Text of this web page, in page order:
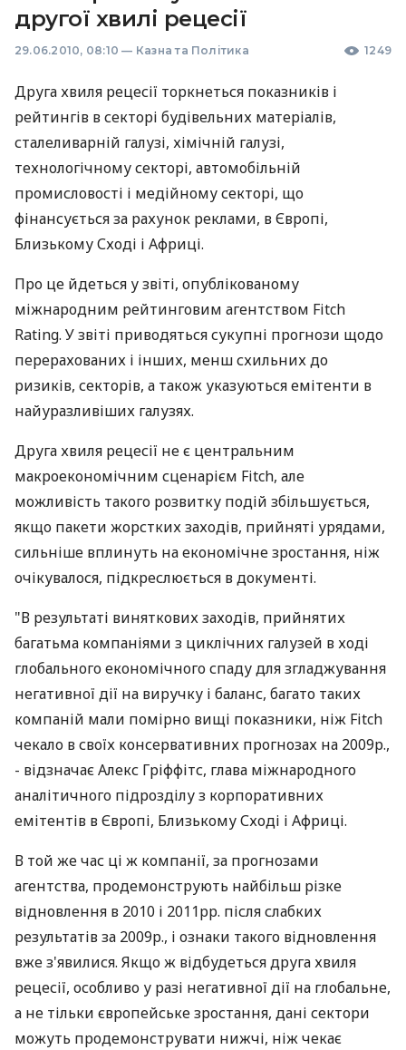
другої хвилі рецесії
29.06.2010, 08:10 — Казна та Політика 1249
Друга хвиля рецесії торкнеться показників і
рейтингів в секторі будівельних матеріалів,
сталеливарній галузі, хімічній галузі,
технологічному секторі, автомобільній
промисловості і медійному секторі, що
фінансується за рахунок реклами, в Європі,
Близькому Сході і Африці.
Про це йдеться у звіті, опублікованому
міжнародним рейтинговим агентством Fitch
Rating. У звіті приводяться сукупні прогнози щодо
перерахованих і інших, менш схильних до
ризиків, секторів, а також указуються емітенти в
найуразливіших галузях.
Друга хвиля рецесії не є центральним
макроекономічним сценарієм Fitch, але
можливість такого розвитку подій збільшується,
якщо пакети жорстких заходів, прийняті урядами,
сильніше вплинуть на економічне зростання, ніж
очікувалося, підкреслюється в документі.
"В результаті виняткових заходів, прийнятих
багатьма компаніями з циклічних галузей в ході
глобального економічного спаду для згладжування
негативної дії на виручку і баланс, багато таких
компаній мали помірно вищі показники, ніж Fitch
чекало в своїх консервативних прогнозах на 2009р.,
- відзначає Алекс Гріффітс, глава міжнародного
аналітичного підрозділу з корпоративних
емітентів в Європі, Близькому Сході і Африці.
В той же час ці ж компанії, за прогнозами
агентства, продемонструють найбільш різке
відновлення в 2010 і 2011рр. після слабких
результатів за 2009р., і ознаки такого відновлення
вже з'явилися. Якщо ж відбудеться друга хвиля
рецесії, особливо у разі негативної дії на глобальне,
а не тільки європейське зростання, дані сектори
можуть продемонструвати нижчі, ніж чекає